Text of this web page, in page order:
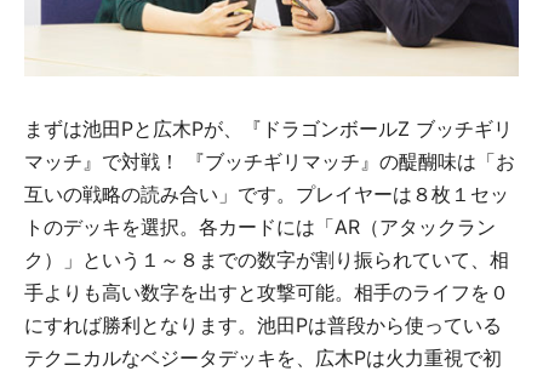
まずは池田Pと広木Pが、『ドラゴンボールZ ブッチギリ
マッチ』で対戦！ 『ブッチギリマッチ』の醍醐味は「お
互いの戦略の読み合い」です。プレイヤーは８枚１セッ
トのデッキを選択。各カードには「AR（アタックラン
ク）」という１～８までの数字が割り振られていて、相
手よりも高い数字を出すと攻撃可能。相手のライフを０
にすれば勝利となります。池田Pは普段から使っている
テクニカルなベジータデッキを、広木Pは火力重視で初